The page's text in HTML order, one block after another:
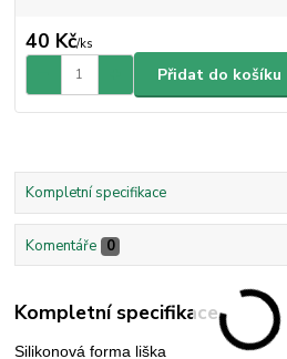
40 Kč/ks
Přidat do košíku
Kompletní specifikace
Komentáře 0
Kompletní specifikace
Silikonová forma liška